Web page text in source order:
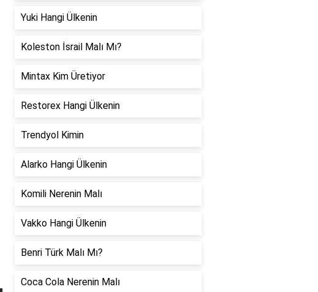
Yuki Hangi Ülkenin
Koleston İsrail Malı Mı?
Mintax Kim Üretiyor
Restorex Hangi Ülkenin
Trendyol Kimin
Alarko Hangi Ülkenin
Komili Nerenin Malı
Vakko Hangi Ülkenin
Benri Türk Malı Mı?
Coca Cola Nerenin Malı